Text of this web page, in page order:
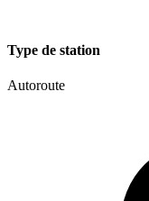
Type de station
Autoroute